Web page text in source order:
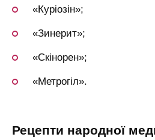
«Куріозін»;
«Зинерит»;
«Скінорен»;
«Метрогіл».
рецепти народної